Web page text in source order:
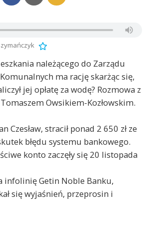
należącego do Zarządu
ma rację skarżąc się,
jej opłatę za wodę? Rozmowa z
Owsikiem-Kozłowskim.
Czesław, stracił ponad 2 650 zł ze
błędu systemu bankowego.
konto zaczęły się 20 listopada
infolinię Getin Noble Banku,
się wyjaśnień, przeprosin i